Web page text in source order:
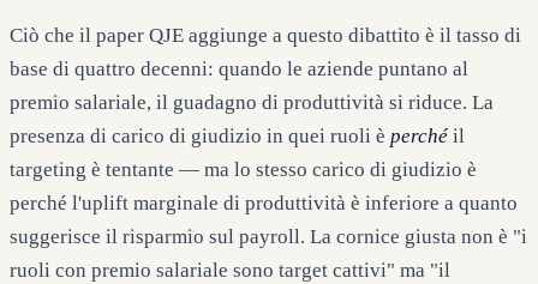
Ciò che il paper QJE aggiunge a questo dibattito è il tasso di
base di quattro decenni: quando le aziende puntano al
premio salariale, il guadagno di produttività si riduce. La
presenza di carico di giudizio in quei ruoli è perché il
targeting è tentante — ma lo stesso carico di giudizio è
perché l'uplift marginale di produttività è inferiore a quanto
suggerisce il risparmio sul payroll. La cornice giusta non è "i
ruoli con premio salariale sono target cattivi" ma "il